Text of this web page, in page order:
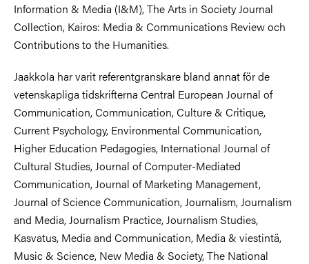
Information & Media (I&M), The Arts in Society Journal
Collection, Kairos: Media & Communications Review och
Contributions to the Humanities.
Jaakkola har varit referentgranskare bland annat för de
vetenskapliga tidskrifterna Central European Journal of
Communication, Communication, Culture & Critique,
Current Psychology, Environmental Communication,
Higher Education Pedagogies, International Journal of
Cultural Studies, Journal of Computer-Mediated
Communication, Journal of Marketing Management,
Journal of Science Communication, Journalism, Journalism
and Media, Journalism Practice, Journalism Studies,
Kasvatus, Media and Communication, Media & viestintä,
Music & Science, New Media & Society, The National